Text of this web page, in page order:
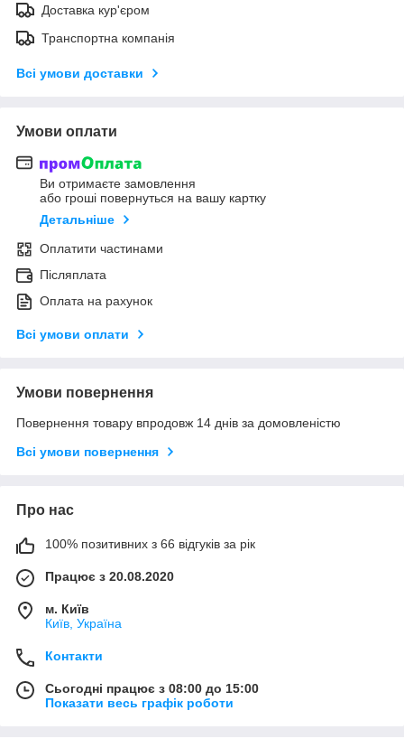
Доставка кур'єром
Транспортна компанія
Всі умови доставки
Умови оплати
Ви отримаєте замовлення
або гроші повернуться на вашу картку
Детальніше
Оплатити частинами
Післяплата
Оплата на рахунок
Всі умови оплати
Умови повернення
Повернення товару впродовж 14 днів за домовленістю
Всі умови повернення
Про нас
100% позитивних з 66 відгуків за рік
Працює з 20.08.2020
м. Київ
Київ, Україна
Контакти
Сьогодні працює з 08:00 до 15:00
Показати весь графік роботи